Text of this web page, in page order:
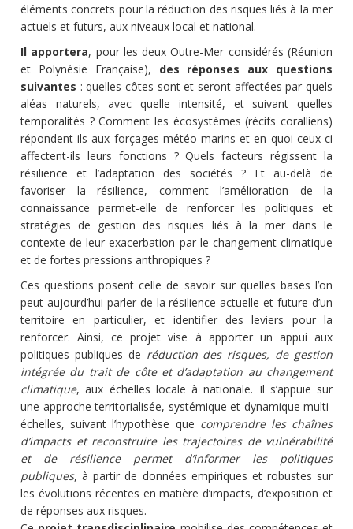
éléments concrets pour la réduction des risques liés à la mer
actuels et futurs, aux niveaux local et national.
Il apportera, pour les deux Outre-Mer considérés (Réunion
et Polynésie Française), des réponses aux questions
suivantes : quelles côtes sont et seront affectées par quels
aléas naturels, avec quelle intensité, et suivant quelles
temporalités ? Comment les écosystèmes (récifs coralliens)
répondent-ils aux forçages météo-marins et en quoi ceux-ci
affectent-ils leurs fonctions ? Quels facteurs régissent la
résilience et l’adaptation des sociétés ? Et au-delà de
favoriser la résilience, comment l’amélioration de la
connaissance permet-elle de renforcer les politiques et
stratégies de gestion des risques liés à la mer dans le
contexte de leur exacerbation par le changement climatique
et de fortes pressions anthropiques ?
Ces questions posent celle de savoir sur quelles bases l’on
peut aujourd’hui parler de la résilience actuelle et future d’un
territoire en particulier, et identifier des leviers pour la
renforcer. Ainsi, ce projet vise à apporter un appui aux
politiques publiques de réduction des risques, de gestion
intégrée du trait de côte et d’adaptation au changement
climatique, aux échelles locale à nationale. Il s’appuie sur
une approche territorialisée, systémique et dynamique multi-
échelles, suivant l’hypothèse que comprendre les chaînes
d’impacts et reconstruire les trajectoires de vulnérabilité
et de résilience permet d’informer les politiques
publiques, à partir de données empiriques et robustes sur
les évolutions récentes en matière d’impacts, d’exposition et
de réponses aux risques.